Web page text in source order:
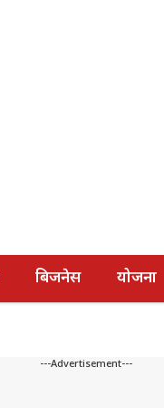
बिजनेस योजना
---Advertisement---